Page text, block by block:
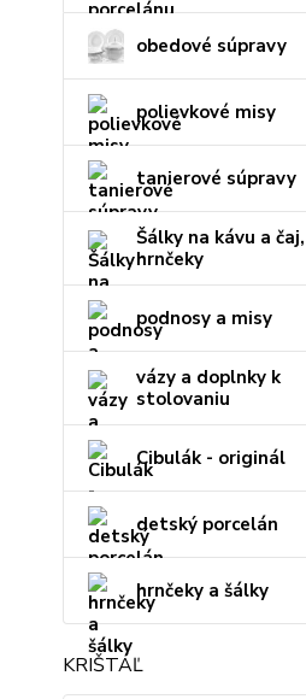
obedové súpravy
polievkové misy
tanierové súpravy
Šálky na kávu a čaj,
hrnčeky
podnosy a misy
vázy a doplnky k
stolovaniu
Cibulák - originál
detský porcelán
hrnčeky a šálky
KRIŠTÁĽ